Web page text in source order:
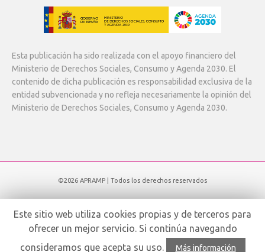
Esta publicación ha sido realizada con el apoyo financiero del
Ministerio de Derechos Sociales, Consumo y Agenda 2030. El
contenido de dicha publicación es responsabilidad exclusiva de la
entidad subvencionada y no refleja necesariamente la opinión del
Ministerio de Derechos Sociales, Consumo y Agenda 2030.
©2026 APRAMP | Todos los derechos reservados
Este sitio web utiliza cookies propias y de terceros para
ofrecer un mejor servicio. Si continúa navegando
consideramos que acepta su uso.
Más información